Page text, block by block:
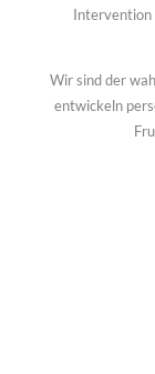
Intervention
Wir sind der
entwickeln